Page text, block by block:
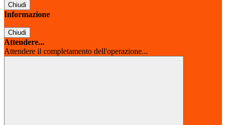
Chiudi
Informazione
Chiudi
Attendere...
Attendere il completamento dell'operazione...